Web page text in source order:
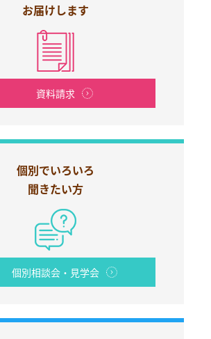
お届けします
資料請求
個別でいろいろ
聞きたい方
個別相談会・見学会